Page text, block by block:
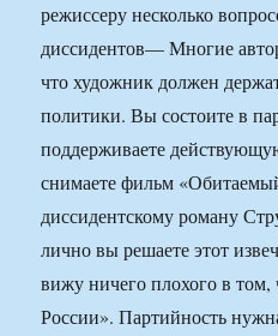
режиссеру несколько
диссидентов— Многие
что художник должен
политики. Вы состоите в
поддерживаете
снимаете фильм
диссидентскому роману
лично вы решаете этот
вижу ничего плохого в
России». Партийность